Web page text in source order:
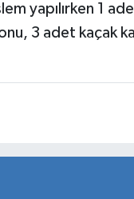
yapılırken 1
3 adet kaçak